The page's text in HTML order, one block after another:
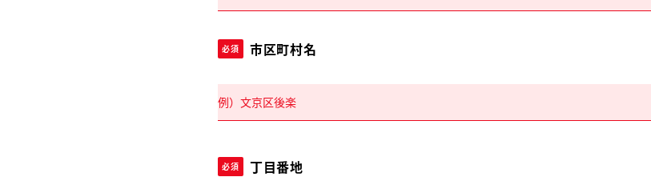
必須 市区町村名
必須 丁目番地